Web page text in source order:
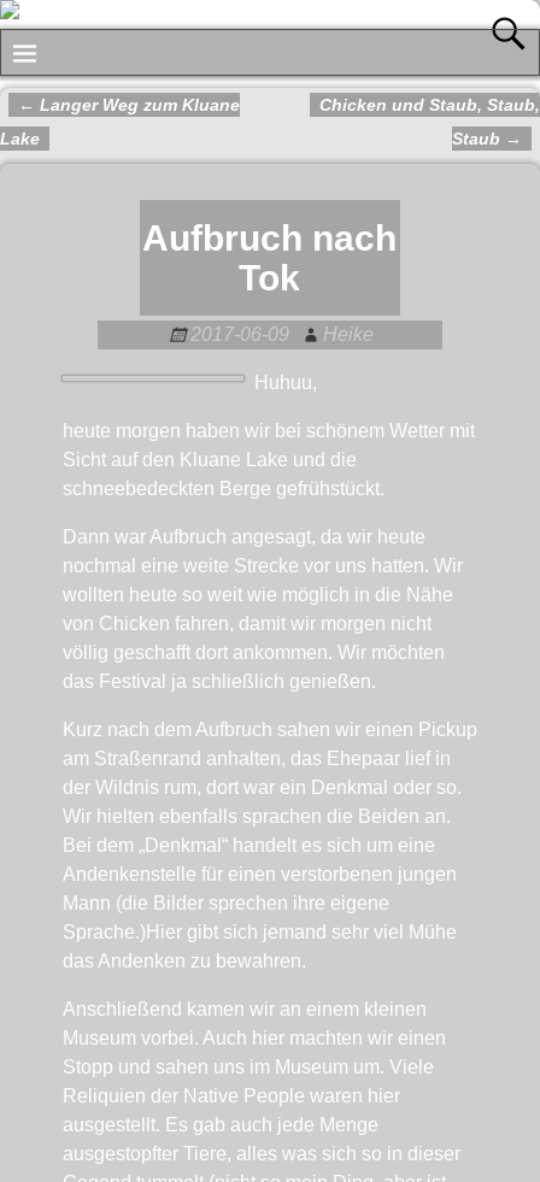
Artikelnavigation
← Langer Weg zum Kluane
Lake
Chicken und Staub, Staub,
Staub →
Aufbruch nach
Tok
2017-06-09 Heike
Huhuu,
heute morgen haben wir bei schönem Wetter mit
Sicht auf den Kluane Lake und die
schneebedeckten Berge gefrühstückt.
Dann war Aufbruch angesagt, da wir heute
nochmal eine weite Strecke vor uns hatten. Wir
wollten heute so weit wie möglich in die Nähe
von Chicken fahren, damit wir morgen nicht
völlig geschafft dort ankommen. Wir möchten
das Festival ja schließlich genießen.
Kurz nach dem Aufbruch sahen wir einen Pickup
am Straßenrand anhalten, das Ehepaar lief in
der Wildnis rum, dort war ein Denkmal oder so.
Wir hielten ebenfalls sprachen die Beiden an.
Bei dem „Denkmal“ handelt es sich um eine
Andenkenstelle für einen verstorbenen jungen
Mann (die Bilder sprechen ihre eigene
Sprache.)Hier gibt sich jemand sehr viel Mühe
das Andenken zu bewahren.
Anschließend kamen wir an einem kleinen
Museum vorbei. Auch hier machten wir einen
Stopp und sahen uns im Museum um. Viele
Reliquien der Native People waren hier
ausgestellt. Es gab auch jede Menge
ausgestopfter Tiere, alles was sich so in dieser